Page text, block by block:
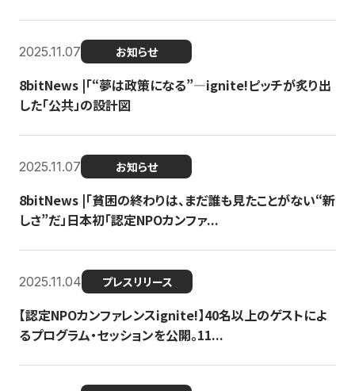
2025.11.07 お知らせ
8bitNews |「“夢は政策になる”—ignite!ピッチが炙り出
した「公共」の設計図
2025.11.07 お知らせ
8bitNews |「貧困の終わりは、まだ誰も見たことがない“新
しさ”だ」日本初「認定NPOカンファ...
2025.11.04 プレスリリース
【認定NPOカンファレンスignite!】40名以上のゲストによ
るプログラム・セッションを公開。11...